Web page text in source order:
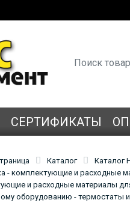
СЕРТИФИКАТЫ
Каталог
Каталог
- комплектующие и расходные
и расходные материалы
оборудованию - термостаты